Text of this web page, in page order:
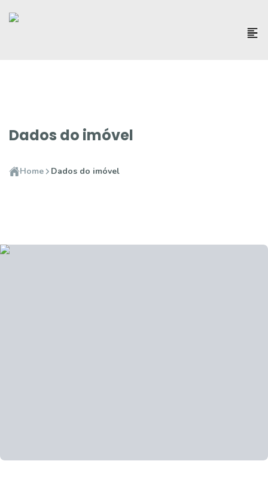
Dados do imóvel
Home Dados do imóvel